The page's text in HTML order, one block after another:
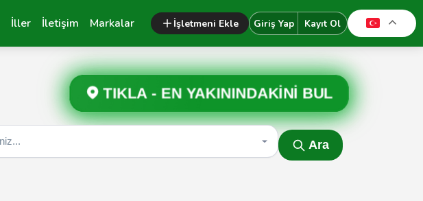
İller İletişim Markalar İşletmeni Ekle Giriş Yap Kayıt Ol
TIKLA -EN YAKININDAKİNİ BUL
Ara